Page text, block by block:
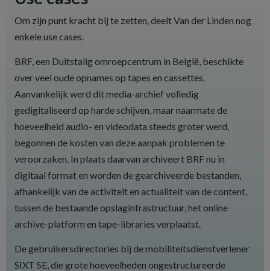
Om zijn punt kracht bij te zetten, deelt Van der Linden nog
enkele use cases.
BRF, een Duitstalig omroepcentrum in België, beschikte
over veel oude opnames op tapes en cassettes.
Aanvankelijk werd dit media-archief volledig
gedigitaliseerd op harde schijven, maar naarmate de
hoeveelheid audio- en videodata steeds groter werd,
begonnen de kosten van deze aanpak problemen te
veroorzaken. In plaats daarvan archiveert BRF nu in
digitaal format en worden de gearchiveerde bestanden,
afhankelijk van de activiteit en actualiteit van de content,
tussen de bestaande opslaginfrastructuur, het online
archive-platform en tape-libraries verplaatst.
De gebruikersdirectories bij de mobiliteitsdienstverlener
SIXT SE, die grote hoeveelheden ongestructureerde